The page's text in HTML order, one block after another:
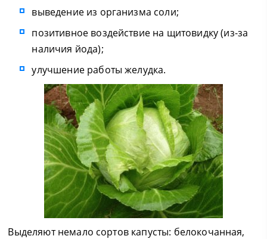
выведение из организма соли;
позитивное воздействие на щитовидку (из-за
наличия йода);
улучшение работы желудка.
Выделяют немало сортов капусты: белокочанная,